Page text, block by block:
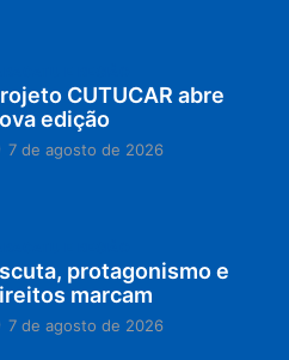
CUTUCAR abre
edição
7 de agosto de 2026
protagonismo e
marcam
7 de agosto de 2026